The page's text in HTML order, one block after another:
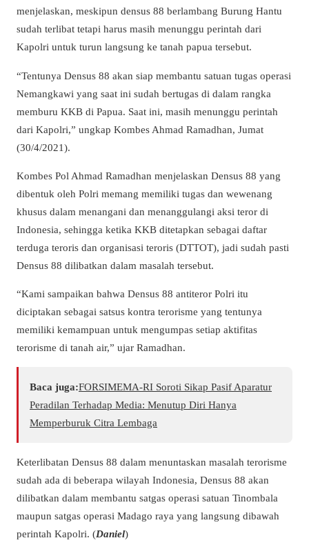
menjelaskan, meskipun densus 88 berlambang Burung Hantu
sudah terlibat tetapi harus masih menunggu perintah dari
Kapolri untuk turun langsung ke tanah papua tersebut.
“Tentunya Densus 88 akan siap membantu satuan tugas operasi
Nemangkawi yang saat ini sudah bertugas di dalam rangka
memburu KKB di Papua. Saat ini, masih menunggu perintah
dari Kapolri,” ungkap Kombes Ahmad Ramadhan, Jumat
(30/4/2021).
Kombes Pol Ahmad Ramadhan menjelaskan Densus 88 yang
dibentuk oleh Polri memang memiliki tugas dan wewenang
khusus dalam menangani dan menanggulangi aksi teror di
Indonesia, sehingga ketika KKB ditetapkan sebagai daftar
terduga teroris dan organisasi teroris (DTTOT), jadi sudah pasti
Densus 88 dilibatkan dalam masalah tersebut.
“Kami sampaikan bahwa Densus 88 antiteror Polri itu
diciptakan sebagai satsus kontra terorisme yang tentunya
memiliki kemampuan untuk mengumpas setiap aktifitas
terorisme di tanah air,” ujar Ramadhan.
Baca juga:​FORSIMEMA-RI Soroti Sikap Pasif Aparatur
Peradilan Terhadap Media: Menutup Diri Hanya
Memperburuk Citra Lembaga
Keterlibatan Densus 88 dalam menuntaskan masalah terorisme
sudah ada di beberapa wilayah Indonesia, Densus 88 akan
dilibatkan dalam membantu satgas operasi satuan Tinombala
maupun satgas operasi Madago raya yang langsung dibawah
perintah Kapolri. (Daniel)